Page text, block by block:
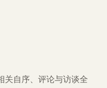
关自序、评论与访谈全